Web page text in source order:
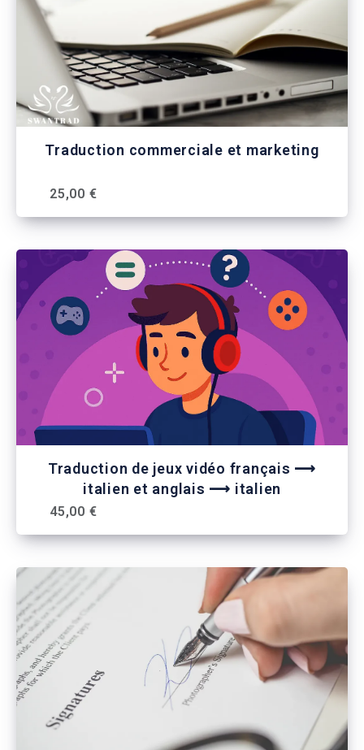
Traduction commerciale et marketing
25,00 €
Traduction de jeux vidéo français ⟶
italien et anglais ⟶ italien
45,00 €